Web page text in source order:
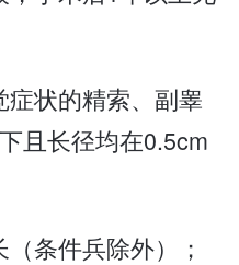
症状的精索、副睾
且长径均在0.5cm
（条件兵除外）；